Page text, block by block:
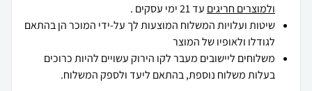
ולמוצרים חריגים עד 21 ימי עסקים .
שיטות ועלויות המשלוח המוצעות לך על-ידי המוכר הן בהתאם
לגודלו ולאופיו של המוצר
משלוחים ליישובים מעבר לקו הירוק עשויים להיות כרוכים
בעלות משלוח נוספת, בהתאם ליעד ולספק המשלוח.